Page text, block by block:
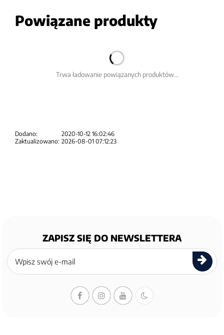
Powiązane produkty
Trwa ładowanie powiązanych produktów...
Dodano:
2020-10-12 16:02:46
Zaktualizowano: 2026-08-01 07:12:23
ZAPISZ SIĘ DO NEWSLETTERA
Zapisz
się
newslettera